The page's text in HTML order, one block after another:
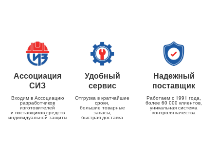
Ассоциация
СИЗ
Входим в Ассоциацию
разработчиков
изготовителей
и поставщиков средств
индивидуальной защиты
Удобный
сервис
Отгрузка в кратчайшие
сроки,
большие товарные
запасы,
быстрая доставка
Надежный
поставщик
Работаем с 1991 года,
более 60 000 клиентов,
уникальная система
контроля качества